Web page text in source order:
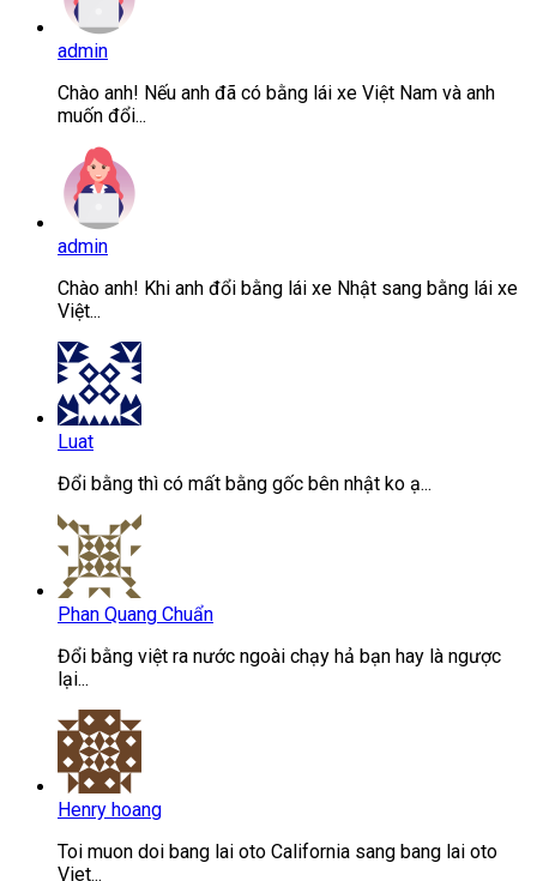
admin
Chào anh! Nếu anh đã có bằng lái xe Việt Nam và anh
muốn đổi...
admin
Chào anh! Khi anh đổi bằng lái xe Nhật sang bằng lái xe
Việt...
Luat
Đổi bằng thì có mất bằng gốc bên nhật ko ạ...
Phan Quang Chuẩn
Đổi bằng việt ra nước ngoài chạy hả bạn hay là ngược
lại...
Henry hoang
Toi muon doi bang lai oto California sang bang lai oto
Viet...